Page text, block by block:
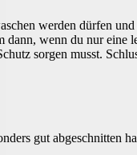
werden dürfen
wenn du nur eine
sorgen musst.
gut abgeschnitten